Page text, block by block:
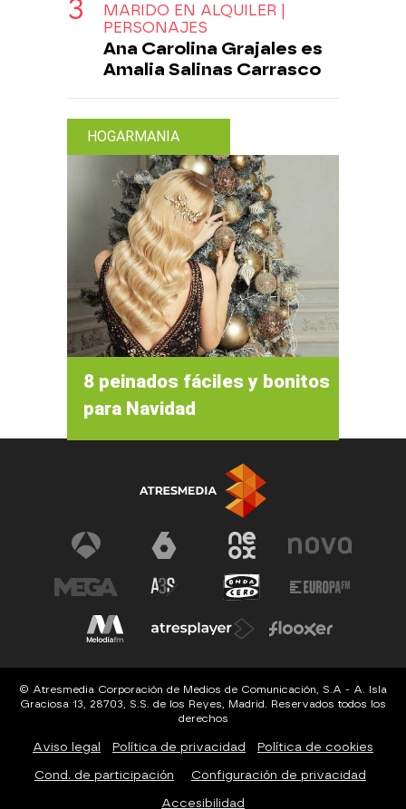
MARIDO EN ALQUILER |
PERSONAJES
Ana Carolina Grajales es
Amalia Salinas Carrasco
HOGARMANIA
8 peinados fáciles y bonitos
para Navidad
© Atresmedia Corporación de Medios de Comunicación, S.A - A. Isla
Graciosa 13, 28703, S.S. de los Reyes, Madrid. Reservados todos los
derechos
Aviso legal Política de privacidad Política de cookies
Cond. de participación Configuración de privacidad
Accesibilidad